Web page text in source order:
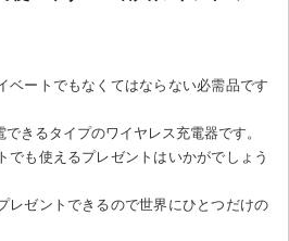
ベートでもなくてはならない必需品です
きるタイプのワイヤレス充電器です。
でも使えるプレゼントはいかがでしょう
レゼントできるので世界にひとつだけの